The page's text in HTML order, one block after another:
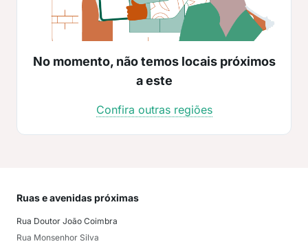
No momento, não temos locais próximos
a este
Confira outras regiões
Ruas e avenidas próximas
Rua Doutor João Coimbra
Rua Monsenhor Silva